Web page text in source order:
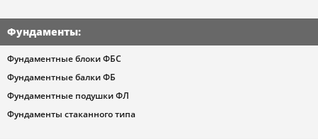
Фундаменты:
Фундаментные блоки ФБС
Фундаментные балки ФБ
Фундаментные подушки ФЛ
Фундаменты стаканного типа